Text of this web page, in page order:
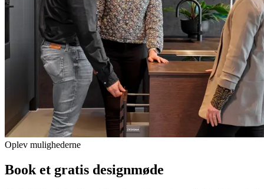
Oplev mulighederne
Book et gratis designmøde